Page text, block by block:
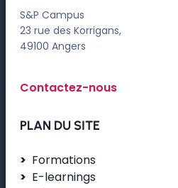
S&P Campus
23 rue des Korrigans,
49100 Angers
Contactez-nous
PLAN DU SITE
Formations
E-learnings